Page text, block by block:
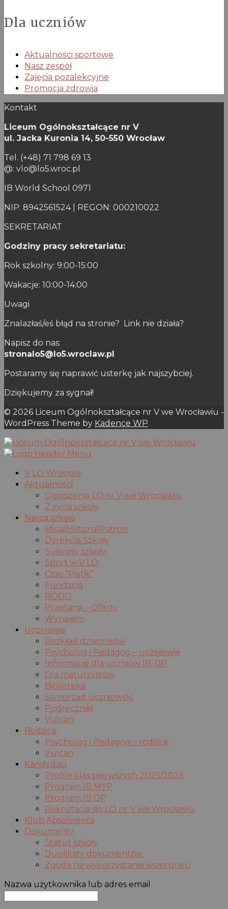
Dla uczniów
Aktualności sportowe
Nasz zespół
Zajęcia pozalekcyjne
Promocja zdrowia
Kontakt
Liceum Ogólnokształcące nr V
ul. Jacka Kuronia 14, 50-550 Wrocław
Tel. (+48) 71 798 69 13
@: vlo@lo5.wroc.pl
IB World School 0971
NIP: 8942561524 | REGON: 000210022
SEKRETARIAT
Godziny pracy sekretariatu:
Rok szkolny: 9:00-15:00
Wakacje: 10:00-14:00
Uwagi
Znalazłaś/eś błąd na stronie? Link nie działa?
Napisz do nas:
stronalo5@lo5.wroclaw.pl
Postaramy się naprawić usterkę jak najszybciej.
Dziękujemy za sygnał!
© 2026 Liceum Ogólnokształcące nr V we Wrocławiu -
WordPress Theme by Kadence WP
V LO Wrocław
Aktualności
Ogłoszenia LO nr V we Wrocławiu
Z życia szkoły
Nasza szkoła
Misja|Historia|Patron
Dyrekcja Szkoły
Sukcesy szkoły
Sport w V LO
Czas “Piątki”
Fundacja
RODO
Przetargi – Oferty
Wynajem
Uczniowie
Rozkład dzwonków
Psycholog i Pedagog – uczniowie
Informacje dla uczniów IB-DP
Dla maturzystów
Biblioteka
Samorząd uczniowski
Podręczniki
Vulcan
Rodzice
Psycholog i Pedagog – rodzice
Vulcan
Kandydaci
Profile klas pierwszych 2025/2026
Program IB MYP
Program IB DP
Rekrutacja do LO nr V we Wrocławiu
Klub Absolwenta
Dokumenty
Statut szkoły
Duplikaty dokumentów
Zgoda na wykorzystanie wizerunku
Nazwa użytkownika lub adres email